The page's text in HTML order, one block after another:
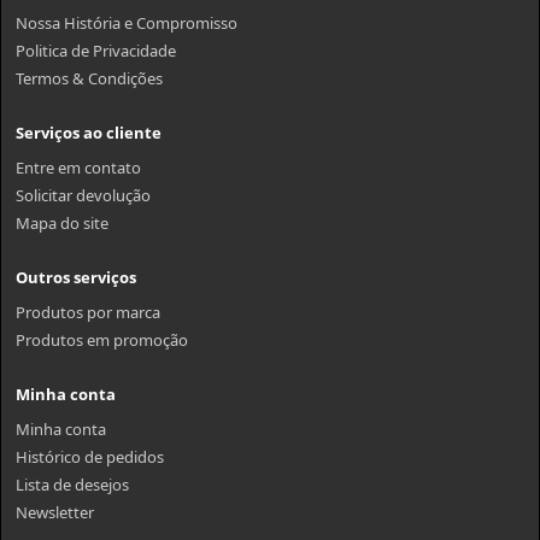
Nossa História e Compromisso
Politica de Privacidade
Termos & Condições
Serviços ao cliente
Entre em contato
Solicitar devolução
Mapa do site
Outros serviços
Produtos por marca
Produtos em promoção
Minha conta
Minha conta
Histórico de pedidos
Lista de desejos
Newsletter